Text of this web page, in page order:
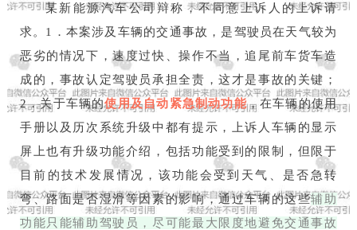
某新能源汽车公司辩称，不同意上诉人的上诉请
求。1．本案涉及车辆的交通事故，是驾驶员在天气较为
恶劣的情况下，速度过快、操作不当，追尾前车货车造
成的，事故认定驾驶员承担全责，这才是事故的关键；
2．关于车辆的使用及自动紧急制动功能，在车辆的使用
手册以及历次系统升级中都有提示，上诉人车辆的显示
屏上也有升级功能介绍，包括功能受到的限制，但限于
目前的技术发展情况，该功能会受到天气、是否急转
弯、路面是否湿滑等因素的影响，通过车辆的这些辅助
功能只能辅助驾驶员，尽可能最大限度地避免交通事故